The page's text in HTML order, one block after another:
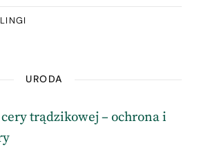
URODA
cery trądzikowej – ochrona i